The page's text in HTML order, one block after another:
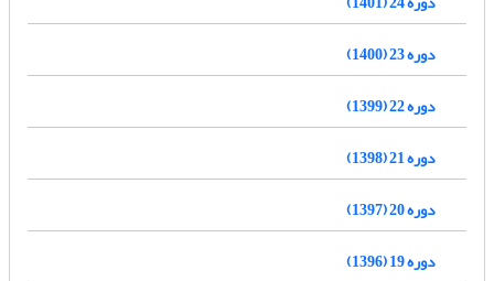
دوره 23 (1400)
دوره 22 (1399)
دوره 21 (1398)
دوره 20 (1397)
دوره 19 (1396)